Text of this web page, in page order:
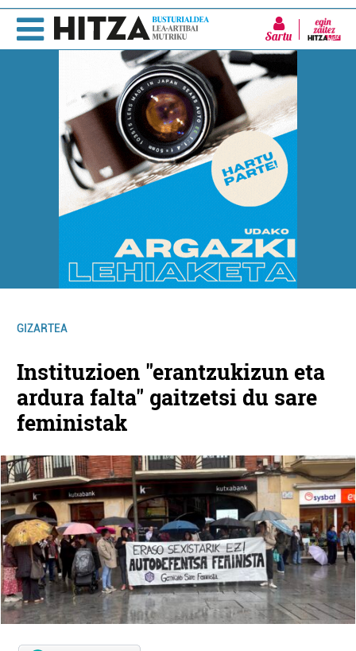
Sartu
GIZARTEA
Instituzioen "erantzukizun eta
ardura falta" gaitzetsi du sare
feministak